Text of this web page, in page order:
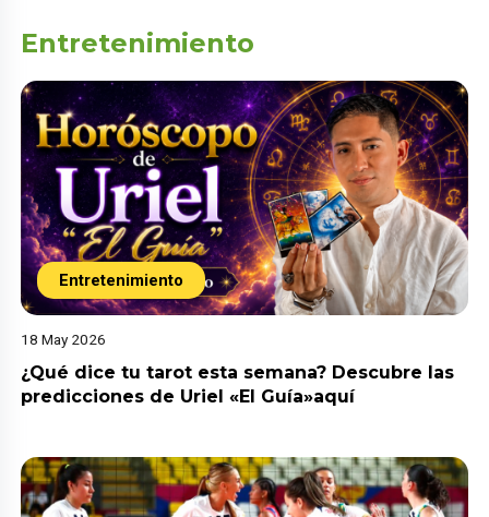
Entretenimiento
Entretenimiento
18 May 2026
¿Qué dice tu tarot esta semana? Descubre las
predicciones de Uriel «El Guía»aquí